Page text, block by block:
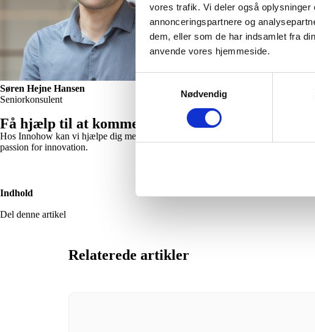
vores trafik. Vi deler også
annonceringspartnere og
dem, eller som de har indsamlet fra
anvende vores hjemmeside.
Samtykkevalg
Nødvendig
Søren Hejne Hansen
Seniorkonsulent
Få hjælp til at komme videre
Hos Innohow kan vi hjælpe dig med at styrke jeres innovationsevner, –
passion for innovation.
Indhold
Del denne artikel
Relaterede artikler